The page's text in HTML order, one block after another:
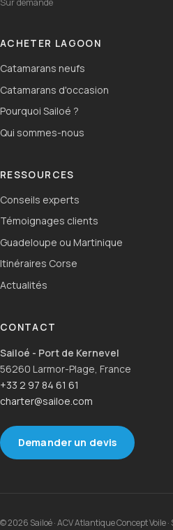
ACHETER LAGOON
Catamarans neufs
Catamarans d'occasion
Pourquoi Sailoé ?
Qui sommes-nous
RESSOURCES
Conseils experts
Témoignages clients
Guadeloupe ou Martinique
Itinéraires Corse
Actualités
CONTACT
Sailoé - Port de Kernevel
56260 Larmor-Plage, France
+33 2 97 84 61 61
charter@sailoe.com
Demander un devis
© 2026 Sailoé · ACV Atlantique Concept Voile